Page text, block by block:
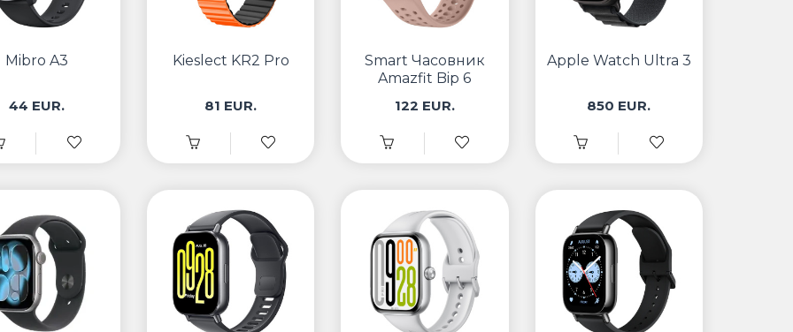
Mibro A3
44 EUR.
Kieslect KR2 Pro
81 EUR.
Smart Часовник
Amazfit Bip 6
122 EUR.
Apple Watch Ultra 3
850 EUR.